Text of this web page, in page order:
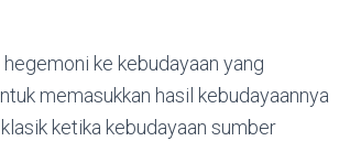
ke kebudayaan yang
memasukkan hasil kebudayaannya
ketika kebudayaan sumber